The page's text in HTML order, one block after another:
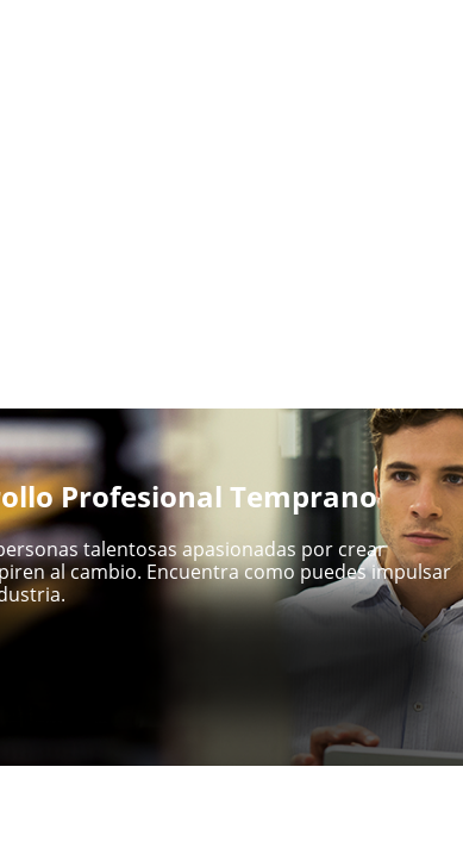
Profesional Temprano
talentosas apasionadas por crear
al cambio. Encuentra como puedes impulsar